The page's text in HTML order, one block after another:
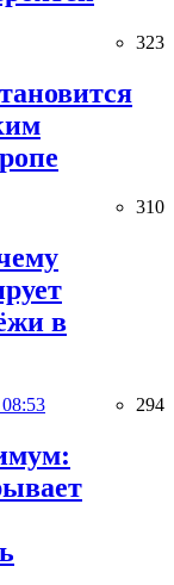
323
310
в
08:53 294